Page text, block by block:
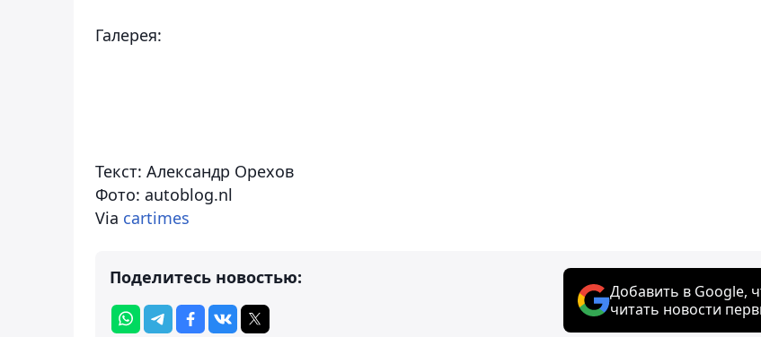
Галерея:
Текст: Александр Орехов
Фото: autoblog.nl
Via cartimes
Поделитесь новостью:
Добавить в Google,
читать новости